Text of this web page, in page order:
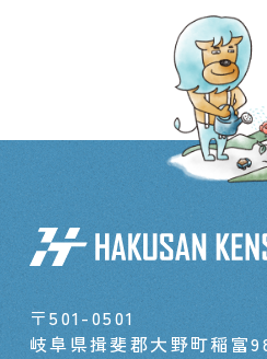
〒501-0501
岐阜県揖斐郡大野町稲富